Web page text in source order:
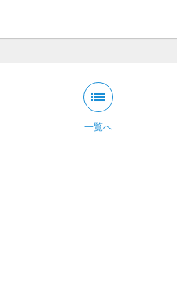
list
一覧へ